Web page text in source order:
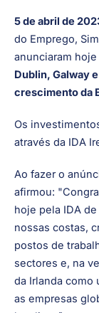
5 de abril de
anunciaram
Dublin, Galway
crescimento da
Os
através da IDA
Ao fazer o
afirmou:
hoje pela IDA
nossas costas,